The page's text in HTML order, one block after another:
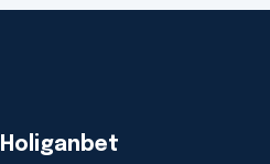
Holiganbet